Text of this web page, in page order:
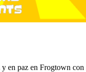
en paz en Frogtown con